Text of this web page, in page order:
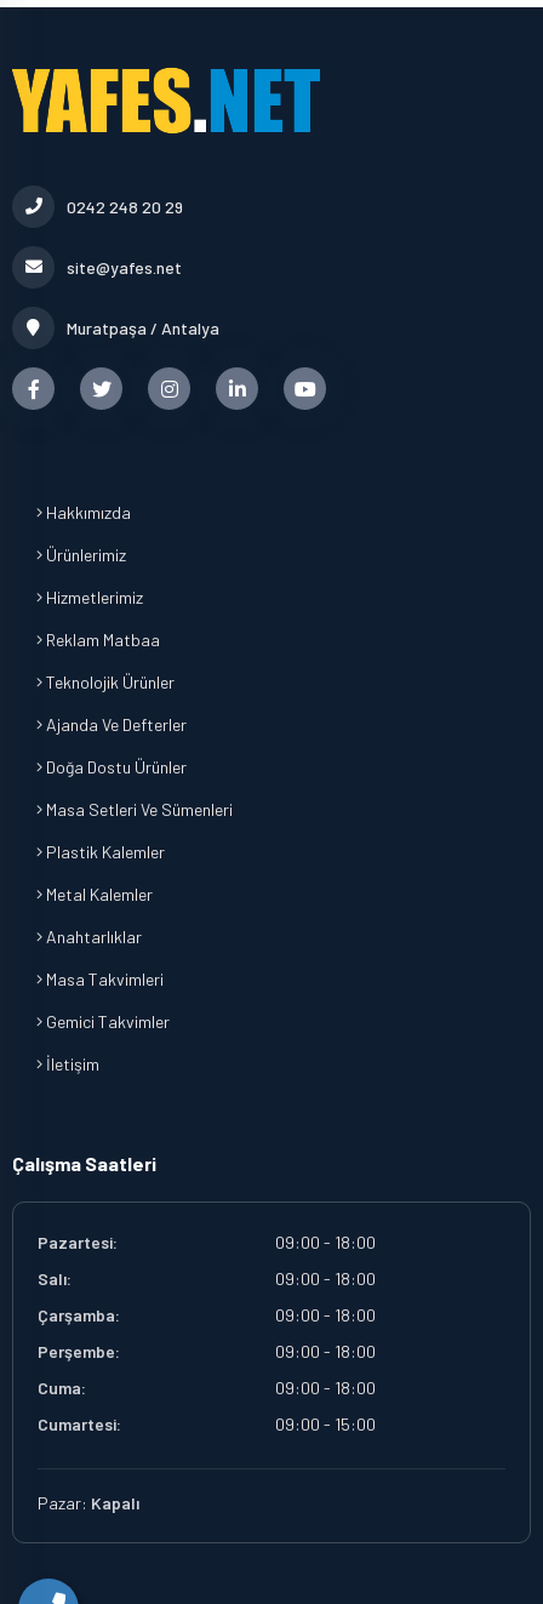
0242 248 20 29
site@yafes.net
Muratpaşa / Antalya
Hakkımızda
Ürünlerimiz
Hizmetlerimiz
Reklam Matbaa
Teknolojik Ürünler
Ajanda Ve Defterler
Doğa Dostu Ürünler
Masa Setleri Ve Sümenleri
Plastik Kalemler
Metal Kalemler
Anahtarlıklar
Masa Takvimleri
Gemici Takvimler
İletişim
Çalışma Saatleri
Pazartesi:
09:00 - 18:00
Salı:
09:00 - 18:00
Çarşamba:
09:00 - 18:00
Perşembe:
09:00 - 18:00
Cuma:
09:00 - 18:00
Cumartesi:
09:00 - 15:00
Pazar: Kapalı